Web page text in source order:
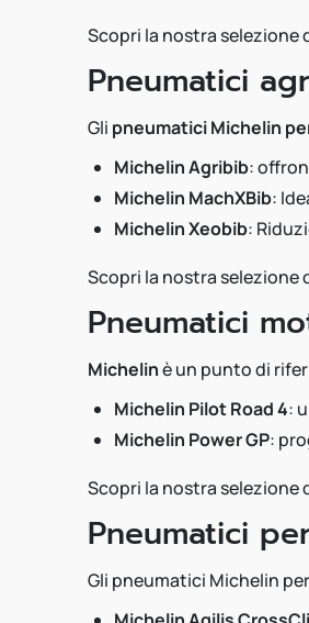
Scopri la nostra
Pneumatici
Gli pneumatici Michelin
Michelin Agribib:
Michelin MachXBib:
Michelin Xeobib:
Scopri la nostra
Pneumatici
Michelinè un punto di
Michelin Pilot Road 4:
Michelin Power GP:
Scopri la nostra selezione
Pneumatici
Gli pneumatici Michelin